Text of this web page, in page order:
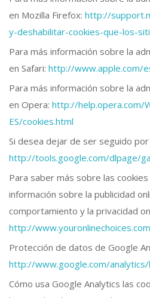
en Mozilla Firefox: http://
y-deshabilitar-cookies-que-los-
Para más información sobre la
en Safari: http://www.apple.com/
Para más información sobre la
en Opera: http://help.opera.com/
ES/cookies.html
Si desea dejar de ser seguido
http://tools.google.com/dlpage/
Para saber más sobre las
información sobre la publicidad
comportamiento y la privacidad
http://
Protección de datos de Google
http://www.google.com/
Cómo usa Google Analytics las